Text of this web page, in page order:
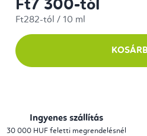
Ft7 300-tól
Egységár:
Ft282-tól / 10 ml
Ingyenes szállítás
30 000 HUF feletti megrendelésnél